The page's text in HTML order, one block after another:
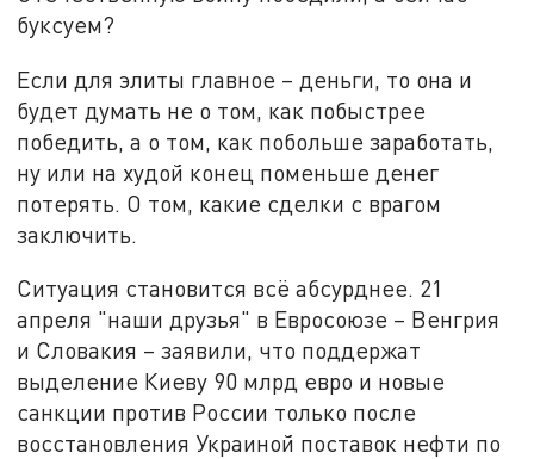
буксуем?
Если для элиты главное – деньги, то она и
будет думать не о том, как побыстрее
победить, а о том, как побольше заработать,
ну или на худой конец поменьше денег
потерять. О том, какие сделки с врагом
заключить.
Ситуация становится всё абсурднее. 21
апреля "наши друзья" в Евросоюзе – Венгрия
и Словакия – заявили, что поддержат
выделение Киеву 90 млрд евро и новые
санкции против России только после
восстановления Украиной поставок нефти по